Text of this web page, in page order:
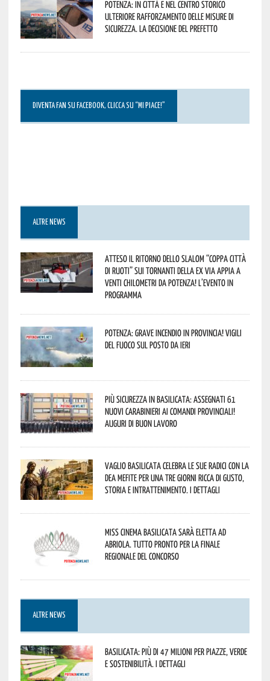
Potenza: in città e nel centro storico
ulteriore rafforzamento delle misure di
sicurezza. La decisione del Prefetto
DIVENTA FAN SU FACEBOOK, CLICCA SU “MI PIACE!”
ALTRE NEWS
Atteso il ritorno dello slalom “Coppa Città
di Ruoti” sui tornanti della ex via Appia a
venti chilometri da Potenza! L’evento in
programma
Potenza: grave incendio in Provincia! Vigili
del fuoco sul posto da ieri
Più sicurezza in Basilicata: assegnati 61
nuovi Carabinieri ai Comandi provinciali!
Auguri di buon lavoro
Vaglio Basilicata celebra le sue radici con la
Dea Mefite per una tre giorni ricca di gusto,
storia e intrattenimento. I dettagli
Miss Cinema Basilicata sarà eletta ad
Abriola. Tutto pronto per la finale
regionale del concorso
ALTRE NEWS
Basilicata: più di 47 milioni per piazze, verde
e sostenibilità. I dettagli